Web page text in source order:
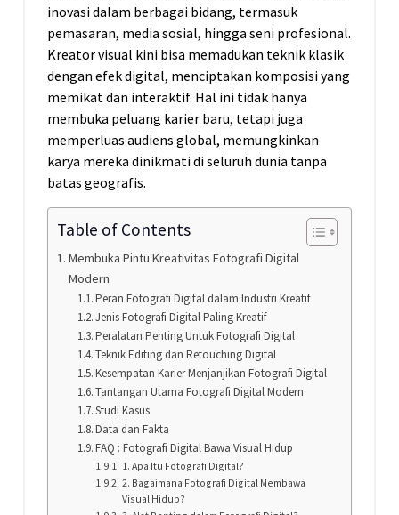
inovasi dalam berbagai bidang, termasuk
pemasaran, media sosial, hingga seni profesional.
Kreator visual kini bisa memadukan teknik klasik
dengan efek digital, menciptakan komposisi yang
memikat dan interaktif. Hal ini tidak hanya
membuka peluang karier baru, tetapi juga
memperluas audiens global, memungkinkan
karya mereka dinikmati di seluruh dunia tanpa
batas geografis.
Table of Contents
Membuka Pintu Kreativitas Fotografi Digital
Modern
Peran Fotografi Digital dalam Industri Kreatif
Jenis Fotografi Digital Paling Kreatif
Peralatan Penting Untuk Fotografi Digital
Teknik Editing dan Retouching Digital
Kesempatan Karier Menjanjikan Fotografi Digital
Tantangan Utama Fotografi Digital Modern
Studi Kasus
Data dan Fakta
FAQ : Fotografi Digital Bawa Visual Hidup
1. Apa Itu Fotografi Digital?
2. Bagaimana Fotografi Digital Membawa
Visual Hidup?